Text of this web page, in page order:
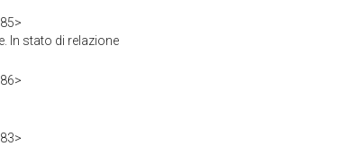
In stato di relazione